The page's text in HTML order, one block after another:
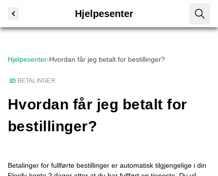
Hjelpesenter
Hjelpesenter›Hvordan får jeg betalt for bestillinger?
BETALINGER
Hvordan får jeg betalt for
bestillinger?
Betalinger for fullførte bestillinger er automatisk tilgjengelige i din